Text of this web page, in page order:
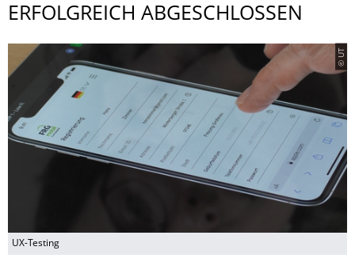
ERFOLGREICH ABGESCHLOSSEN
© UT
UX-Testing